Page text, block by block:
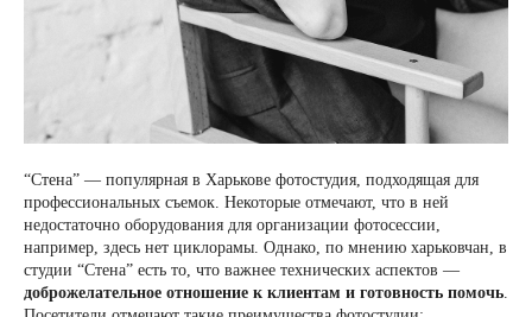
“Стена” — популярная в Харькове фотостудия, подходящая для
профессиональных съемок. Некоторые отмечают, что в ней
недостаточно оборудования для организации фотосессии,
например, здесь нет циклорамы. Однако, по мнению харьковчан, в
студии “Стена” есть то, что важнее технических аспектов —
доброжелательное отношение к клиентам и готовность помочь